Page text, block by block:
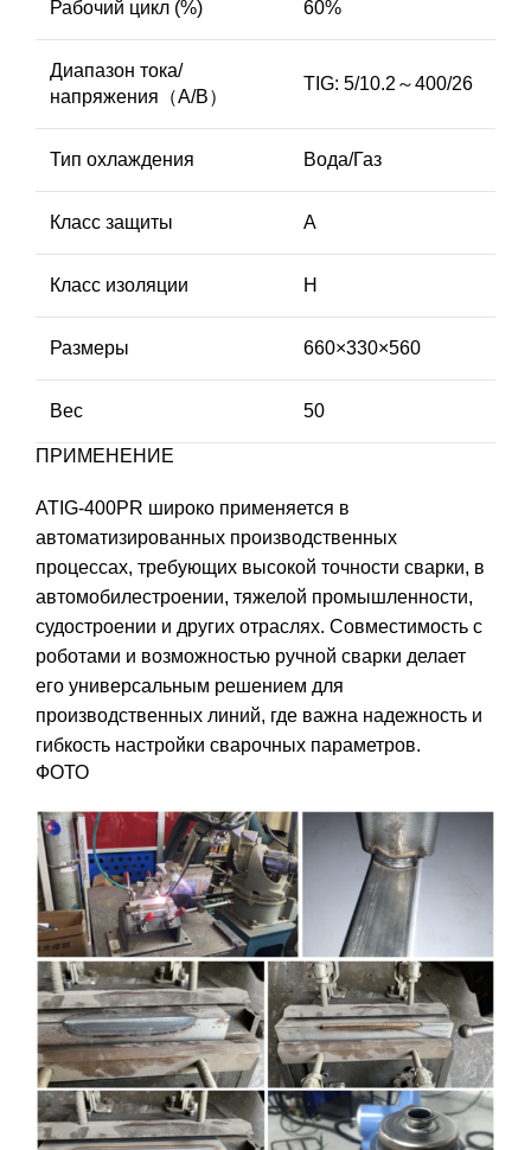
Рабочий цикл (%) 60%
Диапазон тока/
напряжения（A/В）
TIG: 5/10.2～400/26
Тип охлаждения Вода/Газ
Класс защиты A
Класс изоляции H
Размеры 660×330×560
Вес 50
ПРИМЕНЕНИЕ
ATIG-400PR широко применяется в
автоматизированных производственных
процессах, требующих высокой точности сварки, в
автомобилестроении, тяжелой промышленности,
судостроении и других отраслях. Совместимость с
роботами и возможностью ручной сварки делает
его универсальным решением для
производственных линий, где важна надежность и
гибкость настройки сварочных параметров.
ФОТО